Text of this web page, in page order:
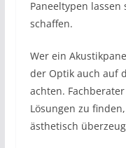
Paneeltypen
schaffen.
Wer ein
der Optik auch auf
achten.
Lösungen zu
ästhetisch